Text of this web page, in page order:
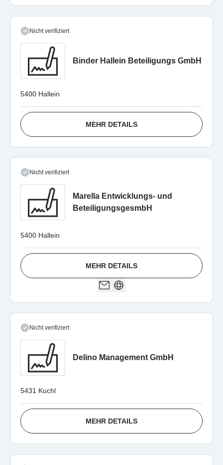
Nicht verifiziert
Binder Hallein Beteiligungs GmbH
5400 Hallein
MEHR DETAILS
Nicht verifiziert
Marella Entwicklungs- und
BeteiligungsgesmbH
5400 Hallein
MEHR DETAILS
Nicht verifiziert
Delino Management GmbH
5431 Kuchl
MEHR DETAILS